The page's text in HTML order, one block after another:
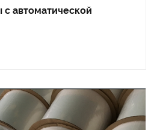
автоматической